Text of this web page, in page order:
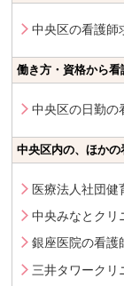
中央区の看護師
働き方・資格から
中央区の日勤の
中央区内の、ほか
医療法人社団健
中央みなとクリ
銀座医院の看護
三井タワークリ